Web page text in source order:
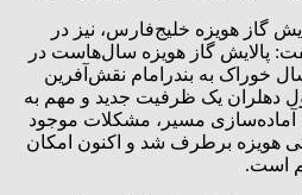
گاز هویزه خلیج‌فارس، نیز در
پالایش گاز هویزه سال‌هاست در
خوراک به بندرامام نقش‌آفرین
دهلران یک ظرفیت جدید و مهم به
آماده‌سازی مسیر، مشکلات موجود
هویزه برطرف شد و اکنون امکان
است.